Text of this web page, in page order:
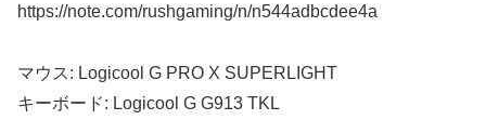
https://note.com/rushgaming/n/n544adbcdee4a
マウス: Logicool G PRO X SUPERLIGHT
キーボード: Logicool G G913 TKL